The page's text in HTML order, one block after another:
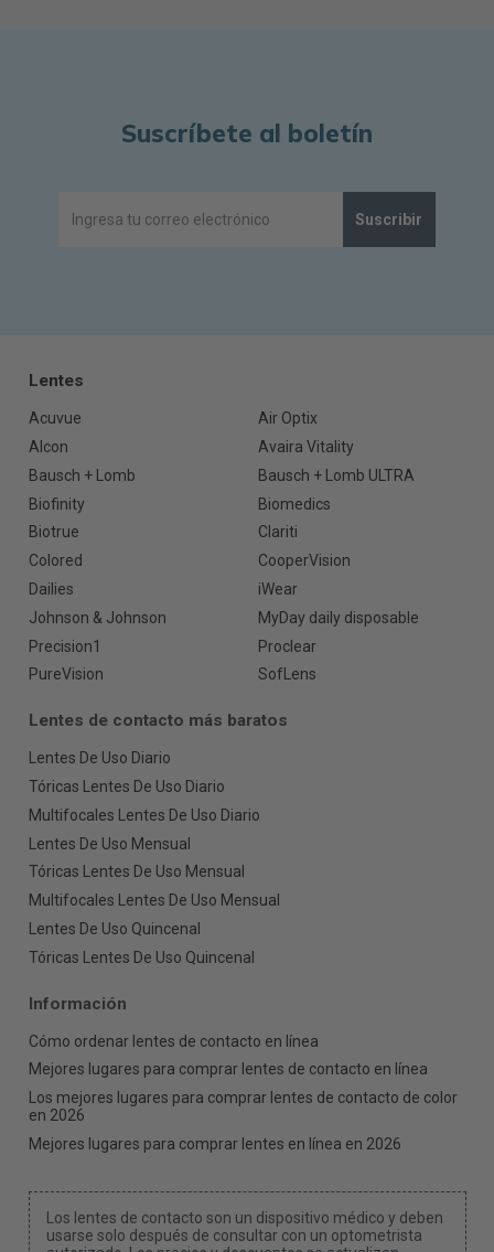
Suscríbete al boletín
Suscribir
Lentes
Acuvue
Air Optix
Alcon
Avaira Vitality
Bausch + Lomb
Bausch + Lomb ULTRA
Biofinity
Biomedics
Biotrue
Clariti
Colored
CooperVision
Dailies
iWear
Johnson & Johnson
MyDay daily disposable
Precision1
Proclear
PureVision
SofLens
Lentes de contacto más baratos
Lentes De Uso Diario
Tóricas Lentes De Uso Diario
Multifocales Lentes De Uso Diario
Lentes De Uso Mensual
Tóricas Lentes De Uso Mensual
Multifocales Lentes De Uso Mensual
Lentes De Uso Quincenal
Tóricas Lentes De Uso Quincenal
Información
Cómo ordenar lentes de contacto en línea
Mejores lugares para comprar lentes de contacto en línea
Los mejores lugares para comprar lentes de contacto de color
en 2026
Mejores lugares para comprar lentes en línea en 2026
Los lentes de contacto son un dispositivo médico y deben
usarse solo después de consultar con un optometrista